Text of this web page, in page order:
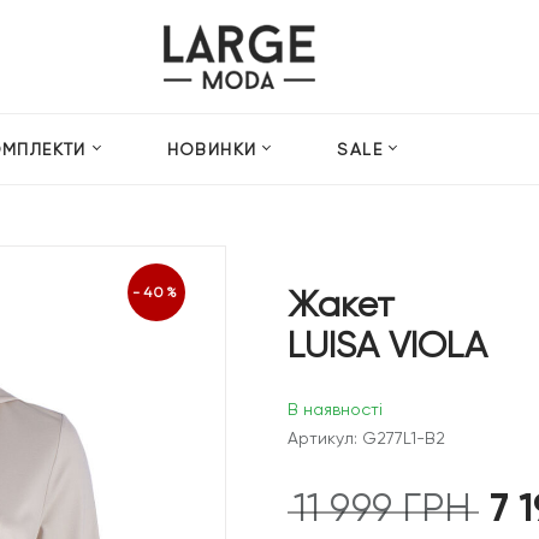
НОВИНКИ SALE
-40%
Жакет
LUISA VIOLA
В наявності
Артикул: G277L1-B2
11 999ГРН 7